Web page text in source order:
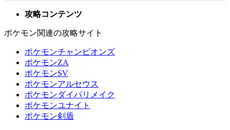
攻略コンテンツ
ポケモン関連の攻略サイト
ポケモンチャンピオンズ
ポケモンZA
ポケモンSV
ポケモンアルセウス
ポケモンダイパリメイク
ポケモンユナイト
ポケモン剣盾